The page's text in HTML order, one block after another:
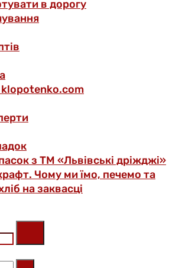
в дорогу
klopotenko.com
з ТМ «Львівські дріжджі»
Чому ми їмо, печемо та
на заквасці